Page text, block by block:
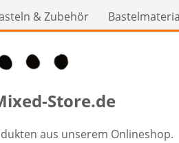
& Zubehör
Store.de
aus unserem Onlineshop.